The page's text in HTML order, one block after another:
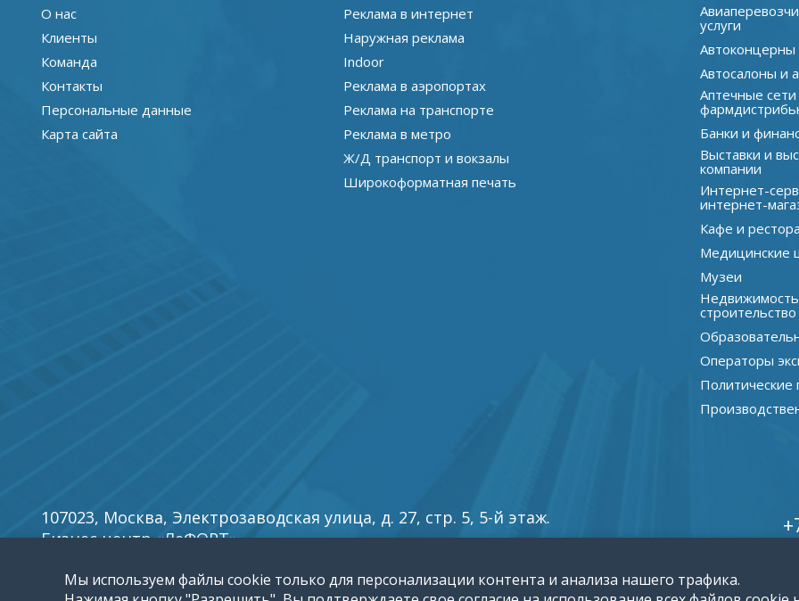
О нас
Клиенты
Команда
Контакты
Персональные данные
Карта сайта
Реклама в интернет
Наружная реклама
Indoor
Реклама в аэропортах
Реклама на транспорте
Реклама в метро
Ж/Д транспорт и вокзалы
Широкоформатная печать
услуги
Автоконцерны
Автосалоны и
Аптечные
Банки и
Выставки и
компании
Интернет-
интернет-
Кафе и
Медицинские
Музеи
строительство
Операторы
Политические
107023, Москва, Электрозаводская улица, д. 27, стр. 5, 5-й этаж.
Бизнес центр «ЛеФОРТ».
info5@reklamy
Мы используем файлы cookie только для персонализации контента и анализа нашего трафика.